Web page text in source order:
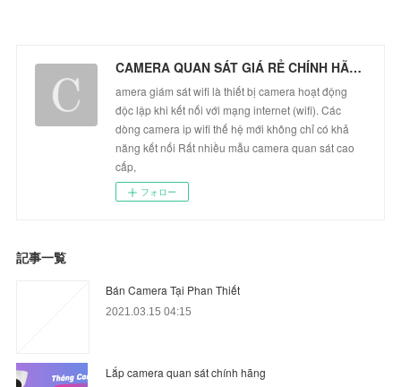
CAMERA QUAN SÁT GIÁ RẺ CHÍNH HÃNG
amera giám sát wifi là thiết bị camera hoạt động
độc lập khi kết nối với mạng internet (wifi). Các
dòng camera ip wifi thế hệ mới không chỉ có khả
năng kết nối Rất nhiều mẫu camera quan sát cao
cấp,
フォロー
記事一覧
Bán Camera Tại Phan Thiết
2021.03.15 04:15
Lắp camera quan sát chính hãng